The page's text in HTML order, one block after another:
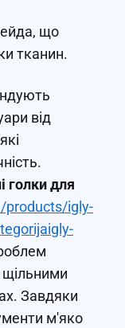
що
тканин.
від
голки для
products/igly-
Завдяки
м'яко